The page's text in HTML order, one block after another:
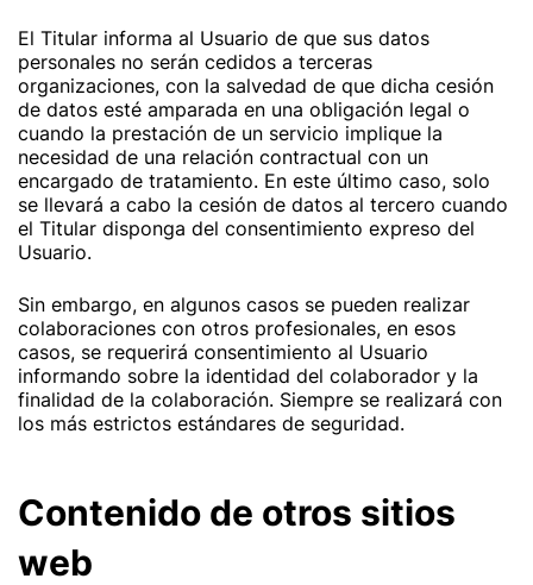
El Titular informa al Usuario de que sus datos
personales no serán cedidos a terceras
organizaciones, con la salvedad de que dicha cesión
de datos esté amparada en una obligación legal o
cuando la prestación de un servicio implique la
necesidad de una relación contractual con un
encargado de tratamiento. En este último caso, solo
se llevará a cabo la cesión de datos al tercero cuando
el Titular disponga del consentimiento expreso del
Usuario.
Sin embargo, en algunos casos se pueden realizar
colaboraciones con otros profesionales, en esos
casos, se requerirá consentimiento al Usuario
informando sobre la identidad del colaborador y la
finalidad de la colaboración. Siempre se realizará con
los más estrictos estándares de seguridad.
Contenido de otros sitios
web